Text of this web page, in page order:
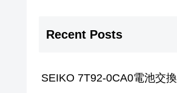
Recent Posts
SEIKO 7T92-0CA0電池交換